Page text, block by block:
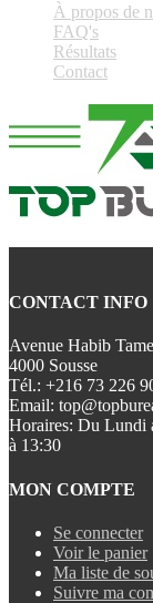
À propos de
FAQ's
Résultats
Contact
CONTACT INFO
Avenue Habib
4000 Sousse
Tél.: +216 73 226
Email:
Horaires: Du Lundi
à 13:30
MON COMPTE
Se connecter
Voir le panier
Ma liste de
Suivre ma